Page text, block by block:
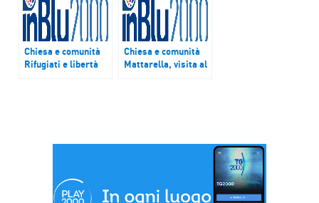
Chiesa e comunità
Rifugiati e libertà
Chiesa e comunità
Mattarella, visita al